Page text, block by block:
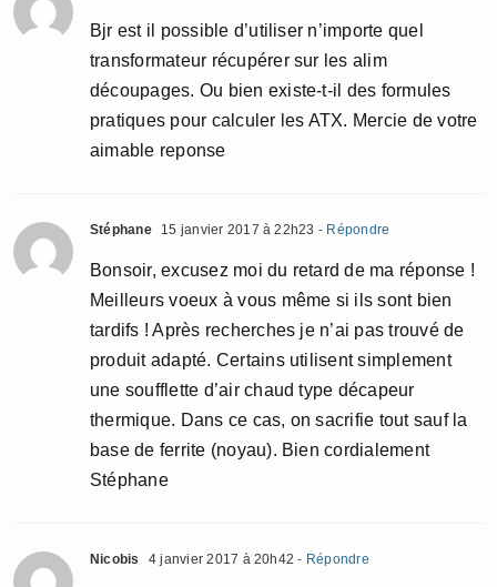
Bjr est il possible d’utiliser n’importe quel
transformateur récupérer sur les alim
découpages. Ou bien existe-t-il des formules
pratiques pour calculer les ATX. Mercie de votre
aimable reponse
Stéphane 15 janvier 2017 à 22h23 - Répondre
Bonsoir, excusez moi du retard de ma réponse !
Meilleurs voeux à vous même si ils sont bien
tardifs ! Après recherches je n’ai pas trouvé de
produit adapté. Certains utilisent simplement
une soufflette d’air chaud type décapeur
thermique. Dans ce cas, on sacrifie tout sauf la
base de ferrite (noyau). Bien cordialement
Stéphane
Nicobis 4 janvier 2017 à 20h42 - Répondre